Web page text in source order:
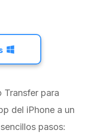
Transfer para
del iPhone a un
pasos: